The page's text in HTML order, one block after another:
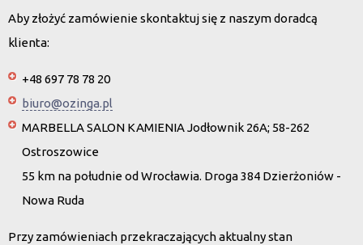
Aby złożyć zamówienie skontaktuj się z naszym doradcą
klienta:
+48 697 78 78 20
biuro@ozinga.pl
MARBELLA SALON KAMIENIA Jodłownik 26A; 58-262
Ostroszowice
55 km na południe od Wrocławia. Droga 384 Dzierżoniów -
Nowa Ruda
Przy zamówieniach przekraczających aktualny stan